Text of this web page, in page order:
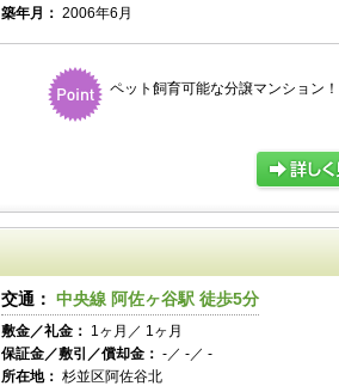
築年月： 2006年6月
ペット飼育可能な分譲マンション！
交通： 中央線 阿佐ヶ谷駅 徒歩5分
敷金／礼金： 1ヶ月／ 1ヶ月
保証金／敷引／償却金： -／ -／ -
所在地： 杉並区阿佐谷北